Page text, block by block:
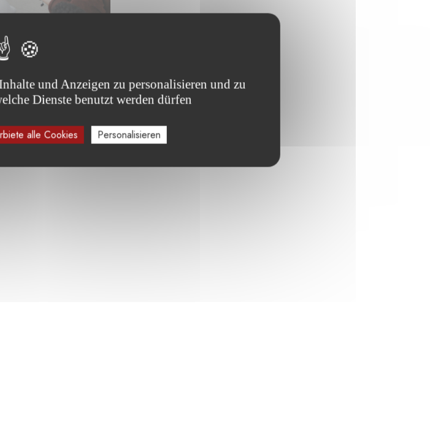
Projekte :
und Anzeigen zu personalisieren und zu
Dienste benutzt werden dürfen
alle Cookies Personalisieren